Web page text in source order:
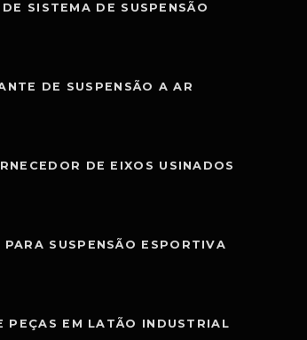
SISTEMA DE SUSPENSÃO
DE SUSPENSÃO A AR
DE EIXOS USINADOS
SUSPENSÃO ESPORTIVA
PEÇAS EM LATÃO INDUSTRIAL